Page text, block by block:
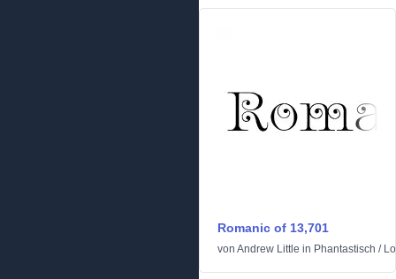
Romanic of 13,701
von Andrew Little in Phantastisch /